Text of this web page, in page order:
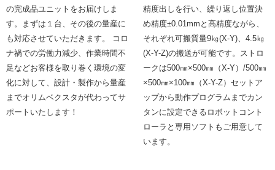
の完成品ユニットをお届けしま
す。まずは１台、その後の量産に
も対応させていただきます。 コロ
ナ禍での労働力減少、作業時間不
足などお客様を取り巻く環境の変
化に対して、設計・製作から量産
までオリムベクスタが代わってサ
ポートいたします！
精度出しを行い、繰り返し位置決
め精度±0.01mmと高精度ながら、
それぞれ可搬質量9㎏(X-Y)、4.5㎏
(X-Y-Z)の搬送が可能です。 ストロ
ークは500㎜×500㎜（X-Y）/500㎜
×500㎜×100㎜（X-Y-Z）セットア
ップから動作プログラムまでカン
タンに設定できるロボットコント
ローラと専用ソフトもご用意して
います。